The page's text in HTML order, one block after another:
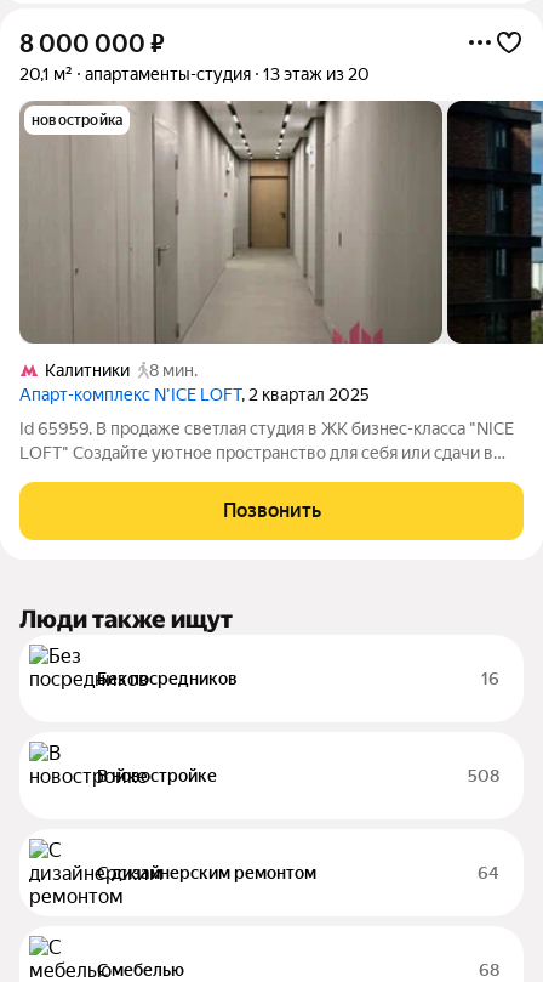
8 000 000 ₽
20,1 м² апартаменты-студия 13 этаж из 20
новостройка
Калитники
8 мин.
Апарт-комплекс N’ICE LOFT, 2 квартал 2025
Id 65959. В продаже светлая студия в ЖК бизнес-класса "NICE
LOFT" Создайте уютное пространство для себя или сдачи в
инфраструктурой,
Позвонить
Люди также ищут
Без посредников 16
В новостройке 508
С дизайнерским ремонтом 64
С мебелью 68